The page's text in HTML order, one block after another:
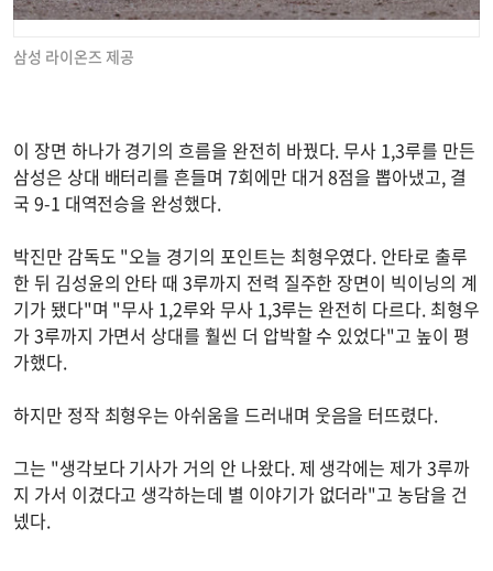
삼성 라이온즈 제공
이 장면 하나가 경기의 흐름을 완전히 바꿨다. 무사 1,3루를 만든
삼성은 상대 배터리를 흔들며 7회에만 대거 8점을 뽑아냈고, 결
국 9-1 대역전승을 완성했다.
박진만 감독도 "오늘 경기의 포인트는 최형우였다. 안타로 출루
한 뒤 김성윤의 안타 때 3루까지 전력 질주한 장면이 빅이닝의 계
기가 됐다"며 "무사 1,2루와 무사 1,3루는 완전히 다르다. 최형우
가 3루까지 가면서 상대를 훨씬 더 압박할 수 있었다"고 높이 평
가했다.
하지만 정작 최형우는 아쉬움을 드러내며 웃음을 터뜨렸다.
그는 "생각보다 기사가 거의 안 나왔다. 제 생각에는 제가 3루까
지 가서 이겼다고 생각하는데 별 이야기가 없더라"고 농담을 건
넸다.